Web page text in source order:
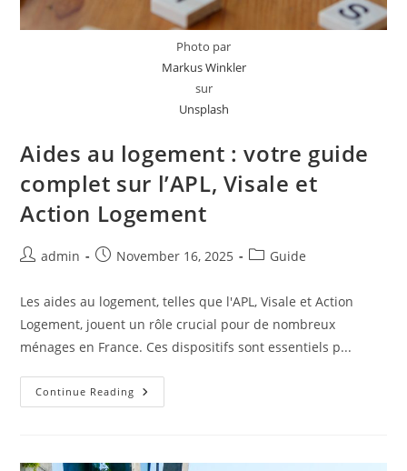
Photo par
Markus Winkler
sur
Unsplash
Aides au logement : votre guide
complet sur l’APL, Visale et
Action Logement
Postadmin
PostNovember 16, 2025
PostGuide
Les aides au logement, telles que l'APL, Visale et Action
Logement, jouent un rôle crucial pour de nombreux
ménages en France. Ces dispositifs sont essentiels p...
Continue Reading Aides
Au
Complet